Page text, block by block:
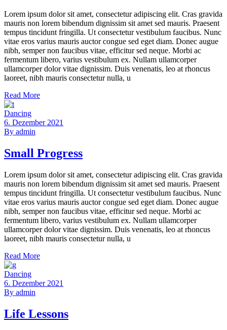
Lorem ipsum dolor sit amet, consectetur adipiscing elit. Cras gravida
mauris non lorem bibendum dignissim sit amet sed mauris. Praesent
tempus tincidunt fringilla. Ut consectetur vestibulum faucibus. Nunc
vitae eros varius mauris auctor congue sed eget diam. Donec augue
nibh, semper non faucibus vitae, efficitur sed neque. Morbi ac
fermentum libero, varius vestibulum ex. Nullam ullamcorper
ullamcorper dolor vitae dignissim. Duis venenatis, leo at rhoncus
laoreet, nibh mauris consectetur nulla, u
Read More
Dancing
6. Dezember 2021
By admin
Small Progress
Lorem ipsum dolor sit amet, consectetur adipiscing elit. Cras gravida
mauris non lorem bibendum dignissim sit amet sed mauris. Praesent
tempus tincidunt fringilla. Ut consectetur vestibulum faucibus. Nunc
vitae eros varius mauris auctor congue sed eget diam. Donec augue
nibh, semper non faucibus vitae, efficitur sed neque. Morbi ac
fermentum libero, varius vestibulum ex. Nullam ullamcorper
ullamcorper dolor vitae dignissim. Duis venenatis, leo at rhoncus
laoreet, nibh mauris consectetur nulla, u
Read More
Dancing
6. Dezember 2021
By admin
Life Lessons